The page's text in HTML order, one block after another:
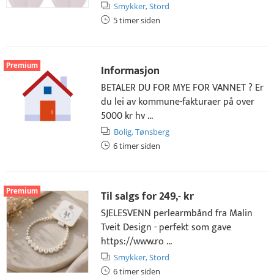
Smykker,Stord
5 timer siden
Premium Informasjon
BETALER DU FOR MYE FOR VANNET ? Er
du lei av kommune-fakturaer på over
5000 kr hv ...
Bolig,Tønsberg
6 timer siden
Premium Til salgs for249,- kr
SJELESVENN perlearmbånd fra Malin
Tveit Design - perfekt som gave
https://www.ro ...
Smykker,Stord
6 timer siden